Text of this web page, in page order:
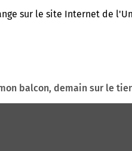
sur le site Internet de
balcon, demain sur le